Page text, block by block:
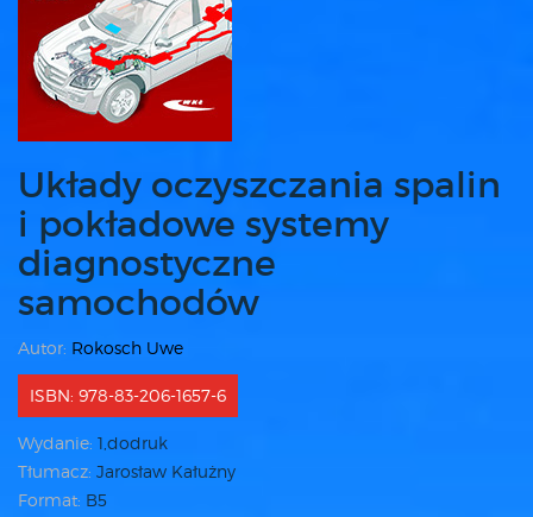
Układy oczyszczania spalin
i pokładowe systemy
diagnostyczne
samochodów
Autor: Rokosch Uwe
ISBN: 978-83-206-1657-6
Wydanie: 1,dodruk
Tłumacz: Jarosław Kałużny
Format: B5